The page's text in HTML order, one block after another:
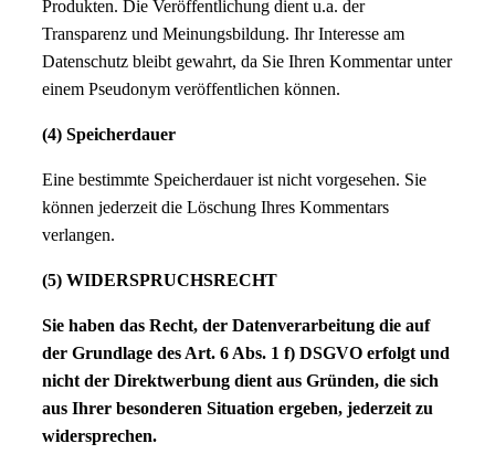
Produkten. Die Veröffentlichung dient u.a. der
Transparenz und Meinungsbildung. Ihr Interesse am
Datenschutz bleibt gewahrt, da Sie Ihren Kommentar unter
einem Pseudonym veröffentlichen können.
(4) Speicherdauer
Eine bestimmte Speicherdauer ist nicht vorgesehen. Sie
können jederzeit die Löschung Ihres Kommentars
verlangen.
(5) WIDERSPRUCHSRECHT
Sie haben das Recht, der Datenverarbeitung die auf
der Grundlage des Art. 6 Abs. 1 f) DSGVO erfolgt und
nicht der Direktwerbung dient aus Gründen, die sich
aus Ihrer besonderen Situation ergeben, jederzeit zu
widersprechen.